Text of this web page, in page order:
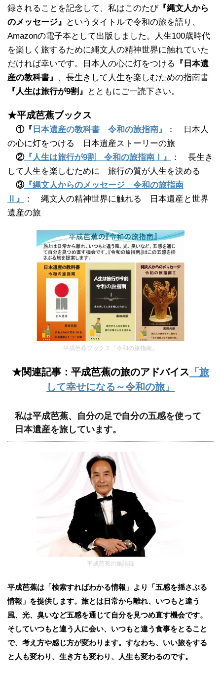
録されることを記念して、私はこのたび 『縄文人から
のメッセージ』
というタイトルで令和の旅を語り、
Amazonの電子本として出版しました。人生100歳時代
を楽しく旅するために縄文人の精神世界に触れていた
だければ幸いです。日本人の心に灯をつける
『日本遺
産の教科書』 、長生きして人生を楽しむための指南書
『人生は旅行が9割』
とともにご一読下さい。
★平成芭蕉ブックス
①『 日本遺産の教科書 令和の旅指南』
： 日本人
の心に灯をつける 日本遺産ストーリーの旅
②『人生は旅行が9割 令和の旅指南Ⅰ』
： 長生き
して人生を楽しむために 旅行の質が人生を決める
③『縄文人からのメッセージ 令和の旅指南
Ⅱ』
： 縄文人の精神世界に触れる 日本遺産と世界
遺産の旅
平成芭蕉ブックス『令和の旅指南』
★関連記事：平成芭蕉の旅のアドバイス 「旅
して幸せになる～令和の旅」
私は平成芭蕉、自分の足で自分の五感を使って
日本遺産を旅しています。
平成芭蕉の旅語録
平成芭蕉は「検索すればわかる情報」より「五感を揺さぶる
情報」を提供します。旅とは日常から離れ、いつもと違う
風、光、臭いなど五感を通じて自分を見つめ直す機会です。
そしていつもと違う人に会い、いつもと違う食事をとること
で、考え方や感じ方が変わります。すなわち、いい旅をする
と人も変わり、生き方も変わり、人生も変わるのです。